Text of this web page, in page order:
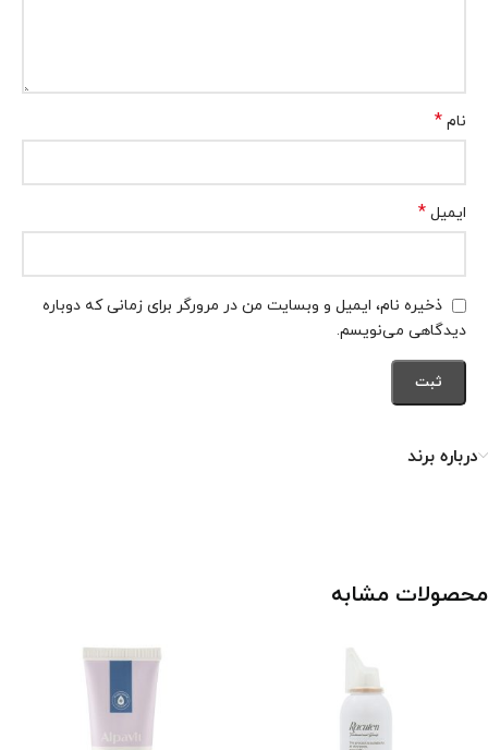
نام *
ایمیل *
ذخیره نام، ایمیل و وبسایت من در مرورگر برای زمانی که دوباره
دیدگاهی می‌نویسم.
درباره برند
محصولات مشابه